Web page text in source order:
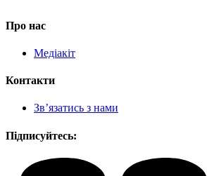
Про нас
Медіакіт
Контакти
Зв’язатись з нами
Підписуйтесь: